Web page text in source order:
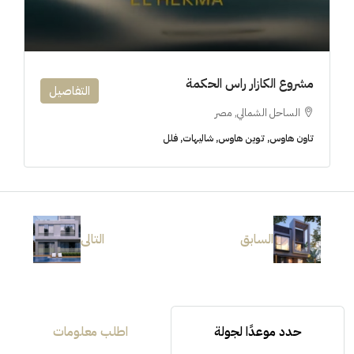
مشروع الكازار راس الحكمة
الساحل الشمالي, مصر
تاون هاوس, توين هاوس, شاليهات, فلل
التفاصيل
السابق التالى
حدد موعدًا لجولة اطلب معلومات